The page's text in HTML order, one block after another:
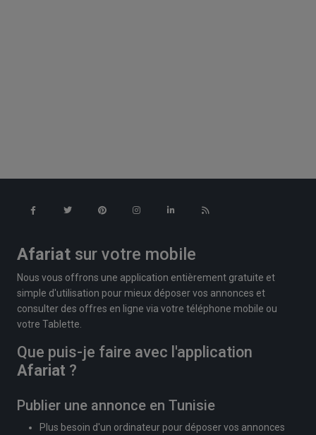
Afariat sur votre mobile
Nous vous offrons une application entièrement gratuite et
simple d'utilisation pour mieux déposer vos annonces et
consulter des offres en ligne via votre téléphone mobile ou
votre Tablette.
Que puis-je faire avec l'application
Afariat ?
Publier une annonce en Tunisie
Plus besoin d'un ordinateur pour déposer vos annonces